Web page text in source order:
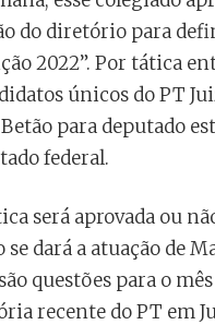
do diretório para
2022”. Por tática
únicos do PT
para deputado
federal.
será aprovada ou
se dará a atuação de
questões para o
recente do PT em